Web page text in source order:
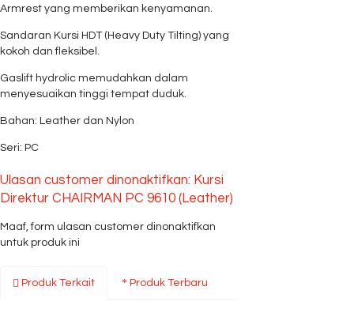
Armrest yang memberikan kenyamanan.
Sandaran Kursi HDT (Heavy Duty Tilting) yang
kokoh dan fleksibel.
Gaslift hydrolic memudahkan dalam
menyesuaikan tinggi tempat duduk.
Bahan: Leather dan Nylon
Seri: PC
Ulasan customer dinonaktifkan: Kursi
Direktur CHAIRMAN PC 9610 (Leather)
Maaf, form ulasan customer dinonaktifkan
untuk produk ini
Produk Terkait Produk Terbaru